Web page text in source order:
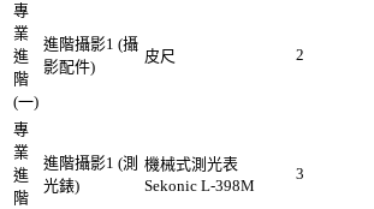
專
業
進
階
(一)
進階攝影1 (攝
影配件)
皮尺 2
專
業
進
階
進階攝影1 (測
光錶)
機械式測光表
Sekonic L-398M
3